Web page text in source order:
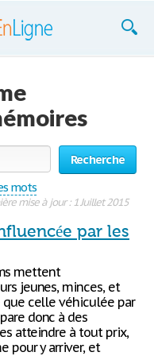
Recherche
mots
mise à jour : 1 Juillet 2015
par les
mettent
jeunes, minces, et
que celle véhiculée par
donc à des
atteindre à tout prix,
pour y arriver, et